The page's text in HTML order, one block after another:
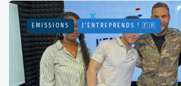
EMISSIONS J'ENTREPRENDS ! 🇫🇷